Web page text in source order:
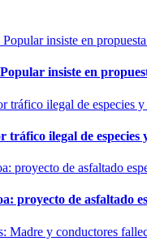
insiste en
tráfico ilegal de
proyecto de asfaltado